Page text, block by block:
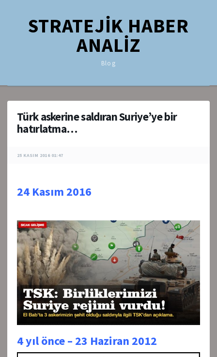
STRATEJİK HABER
ANALİZ
Blog
Türk askerine saldıran Suriye’ye bir
hatırlatma…
25 KASIM 2016 01:47
24 Kasım 2016
4 yıl önce – 23 Haziran 2012